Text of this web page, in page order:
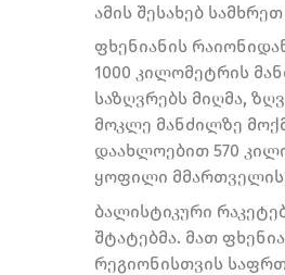
ამის შესახებ
ფხენიანის
1000 კილომეტრის
საზღვრებს მიღმა,
მოკლე მანძილზე
დაახლოებით 570
ყოფილი მმართველის,
ბალისტიკური
შტატებმა. მათ
რეგიონისთვის